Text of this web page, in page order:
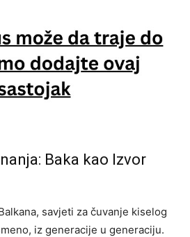
Baka kao Izvor
savjeti za čuvanje kiselog
iz generacije u generaciju.